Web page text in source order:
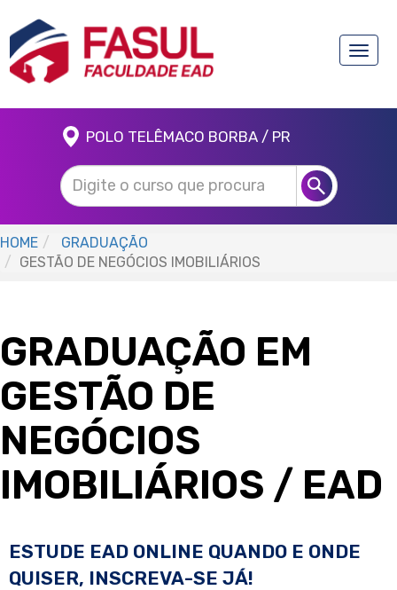
Toggle
POLO TELÊMACO BORBA / PR
HOME
GRADUAÇÃO
GESTÃO DE NEGÓCIOS IMOBILIÁRIOS
GRADUAÇÃO EM
GESTÃO DE
NEGÓCIOS
IMOBILIÁRIOS / EAD
ESTUDE EAD ONLINE QUANDO E ONDE
QUISER, INSCREVA-SE JÁ!